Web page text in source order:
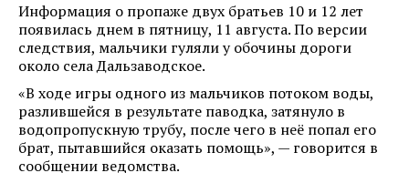
Информация о пропаже двух братьев 10 и 12 лет
появилась днем в пятницу, 11 августа. По версии
следствия, мальчики гуляли у обочины дороги
около села Дальзаводское.
«В ходе игры одного из мальчиков потоком воды,
разлившейся в результате паводка, затянуло в
водопропускную трубу, после чего в неё попал его
брат, пытавшийся оказать помощь», — говорится в
сообщении ведомства.